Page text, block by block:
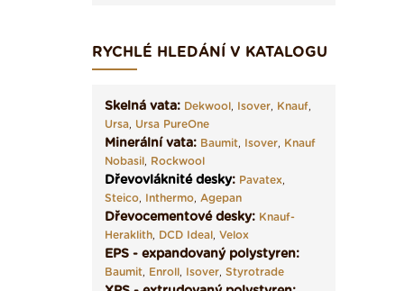
RYCHLÉ HLEDÁNÍ V KATALOGU
Skelná vata: Dekwool, Isover, Knauf,
Ursa, Ursa PureOne
Minerální vata: Baumit, Isover, Knauf
Nobasil, Rockwool
Dřevovláknité desky: Pavatex,
Steico, Inthermo, Agepan
Dřevocementové desky: Knauf-
Heraklith, DCD Ideal, Velox
EPS - expandovaný polystyren:
Baumit, Enroll, Isover, Styrotrade